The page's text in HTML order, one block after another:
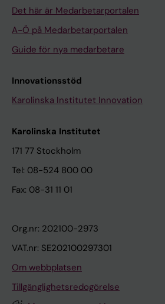
Formulärverktyg
Det här är Medarbetarportalen
A-Ö på Medarbetarportalen
Guide för nya medarbetare
Innovationsstöd
Karolinska Institutet Innovation
Karolinska Institutet
171 77 Stockholm
Tel: 08-524 800 00
Fax: 08-31 11 01
Org.nr: 202100-2973
VAT.nr: SE202100297301
Om webbplatsen
Tillgänglighetsredogörelse